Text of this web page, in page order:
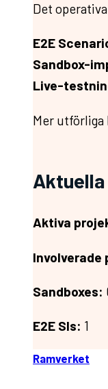
Det
E2E
Sandbox-
Live-
Mer
Aktiva
Involverade
Sandboxes:
E2E SIs: 1
Ramverket